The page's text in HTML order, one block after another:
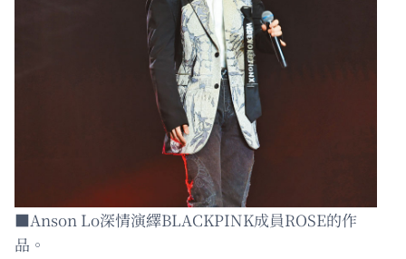
■Anson Lo深情演繹BLACKPINK成員ROSE的作
品。